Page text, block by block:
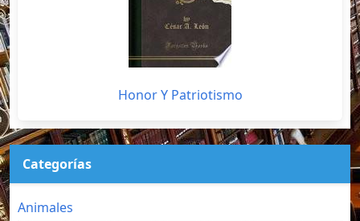
Honor Y Patriotismo
Categorías
Animales